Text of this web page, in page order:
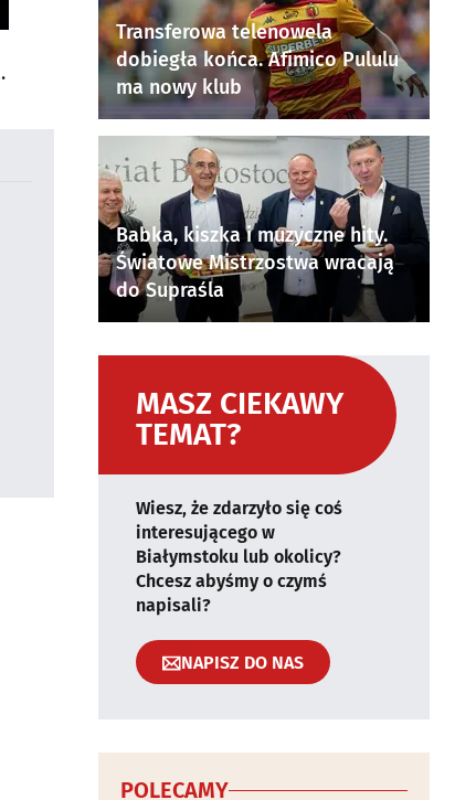
Transferowa telenowela
dobiegła końca. Afimico Pululu
ma nowy klub
Babka, kiszka i muzyczne hity.
Światowe Mistrzostwa wracają
do Supraśla
MASZ CIEKAWY
TEMAT?
Wiesz, że zdarzyło się coś
interesującego w
Białymstoku lub okolicy?
Chcesz abyśmy o czymś
napisali?
NAPISZ DO NAS
POLECAMY